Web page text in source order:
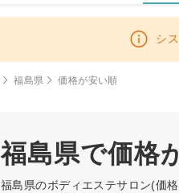
シ
福島県 価格が安い順
福島県で価格
福島県のボディエステサロン(価